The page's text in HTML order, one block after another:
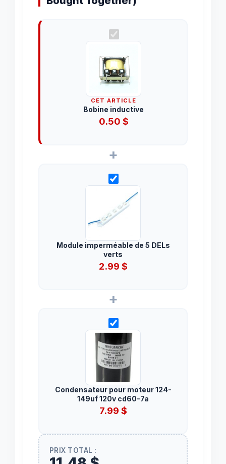
CET ARTICLE
Bobine inductive
0.50 $
+
Module imperméable de 5 DELs
verts
2.99 $
+
Condensateur pour moteur 124-
149uf 120v cd60-7a
7.99 $
PRIX TOTAL :